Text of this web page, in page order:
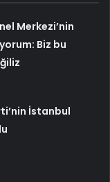
Merkezi’nin
Biz bu
İstanbul